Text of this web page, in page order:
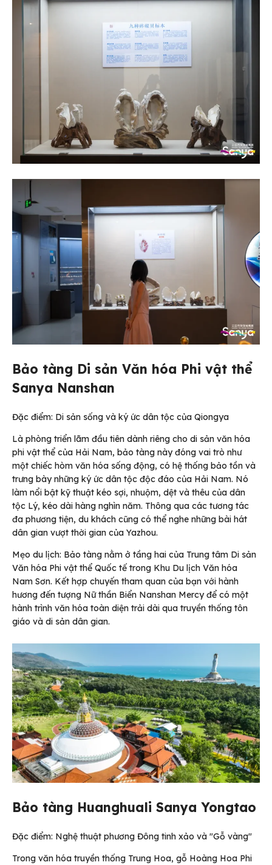
Bảo tàng Di sản Văn hóa Phi vật thể
Sanya Nanshan
Đặc điểm: Di sản sống và ký ức dân tộc của Qiongya
Là phòng triển lãm đầu tiên dành riêng cho di sản văn hóa
phi vật thể của Hải Nam, bảo tàng này đóng vai trò như
một chiếc hòm văn hóa sống động, có hệ thống bảo tồn và
trưng bày những ký ức dân tộc độc đáo của Hải Nam. Nó
làm nổi bật kỹ thuật kéo sợi, nhuộm, dệt và thêu của dân
tộc Lý, kéo dài hàng nghìn năm. Thông qua các tương tác
đa phương tiện, du khách cũng có thể nghe những bài hát
dân gian vượt thời gian của Yazhou.
Mẹo du lịch: Bảo tàng nằm ở tầng hai của Trung tâm Di sản
Văn hóa Phi vật thể Quốc tế trong Khu Du lịch Văn hóa
Nam Sơn. Kết hợp chuyến tham quan của bạn với hành
hương đến tượng Nữ thần Biển Nanshan Mercy để có một
hành trình văn hóa toàn diện trải dài qua truyền thống tôn
giáo và di sản dân gian.
Bảo tàng Huanghuali Sanya Yongtao
Đặc điểm: Nghệ thuật phương Đông tinh xảo và "Gỗ vàng"
Trong văn hóa truyền thống Trung Hoa, gỗ Hoàng Hoa Phi